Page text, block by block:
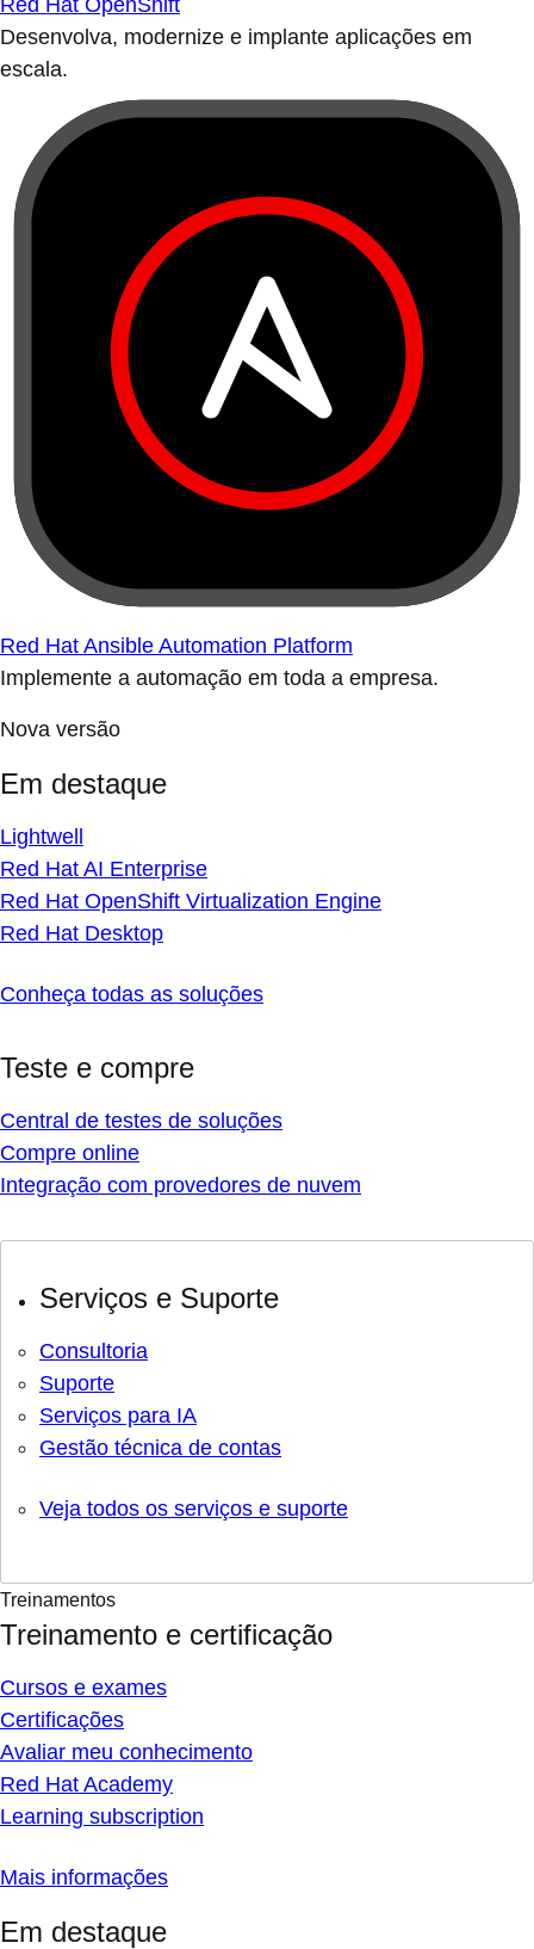
Red Hat OpenShift
Desenvolva, modernize e implante aplicações em
escala.
Red Hat Ansible Automation Platform
Implemente a automação em toda a empresa.
Nova versão
Em destaque
Lightwell
Red Hat AI Enterprise
Red Hat OpenShift Virtualization Engine
Red Hat Desktop
Conheça todas as soluções
Teste e compre
Central de testes de soluções
Compre online
Integração com provedores de nuvem
Serviços e Suporte
Consultoria
Suporte
Serviços para IA
Gestão técnica de contas
Veja todos os serviços e suporte
Treinamentos
Treinamento e certificação
Cursos e exames
Certificações
Avaliar meu conhecimento
Red Hat Academy
Learning subscription
Mais informações
Em destaque